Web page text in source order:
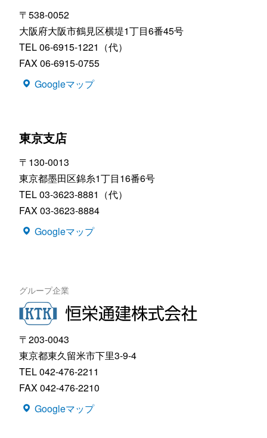
〒538-0052
大阪府大阪市鶴見区横堤1丁目6番45号
TEL 06-6915-1221（代）
FAX 06-6915-0755
Googleマップ
東京支店
〒130-0013
東京都墨田区錦糸1丁目16番6号
TEL 03-3623-8881（代）
FAX 03-3623-8884
Googleマップ
グループ企業
〒203-0043
東京都東久留米市下里3-9-4
TEL 042-476-2211
FAX 042-476-2210
Googleマップ